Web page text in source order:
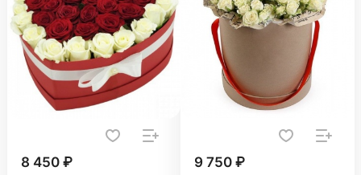
8 450 ₽ 9 750 ₽